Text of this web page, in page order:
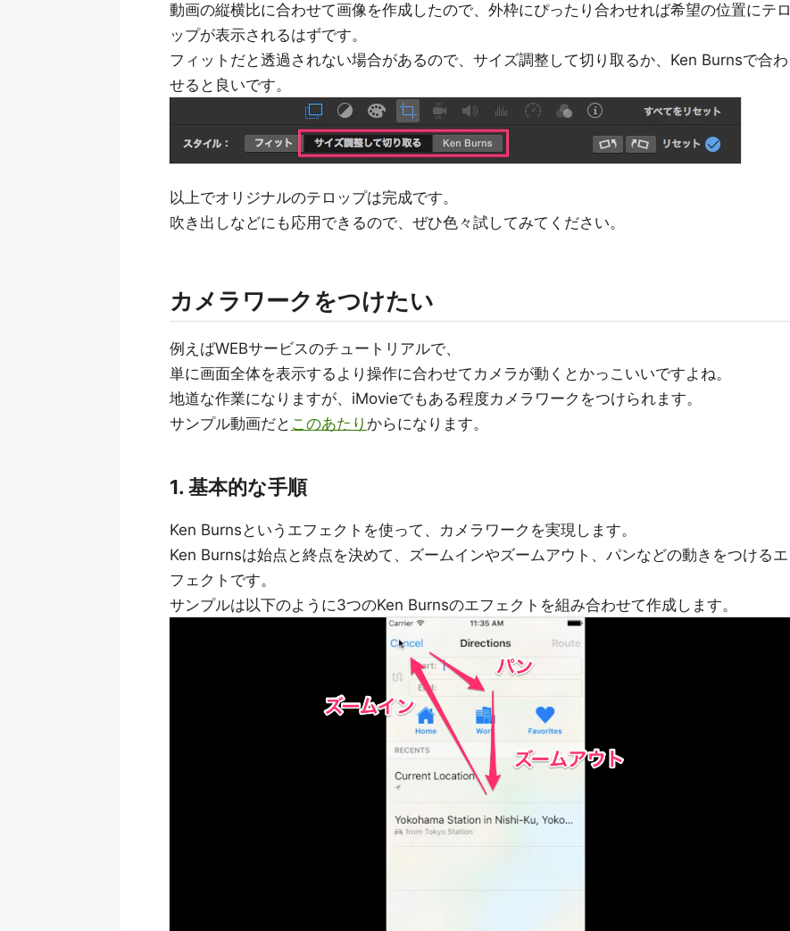
動画の縦横比に合わせて画像を作成したので、外枠にぴったり合わせれば希望の位置にテロ
ップが表示されるはずです。
フィットだと透過されない場合があるので、サイズ調整して切り取るか、Ken Burnsで合わ
せると良いです。
以上でオリジナルのテロップは完成です。
吹き出しなどにも応用できるので、ぜひ色々試してみてください。
カメラワークをつけたい
例えばWEBサービスのチュートリアルで、
単に画面全体を表示するより操作に合わせてカメラが動くとかっこいいですよね。
地道な作業になりますが、iMovieでもある程度カメラワークをつけられます。
サンプル動画だと このあたり からになります。
1. 基本的な手順
Ken Burnsというエフェクトを使って、カメラワークを実現します。
Ken Burnsは始点と終点を決めて、ズームインやズームアウト、パンなどの動きをつけるエ
フェクトです。
サンプルは以下のように3つのKen Burnsのエフェクトを組み合わせて作成します。